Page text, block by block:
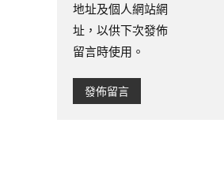
地址及個人網站網
址，以供下次發佈
留言時使用。